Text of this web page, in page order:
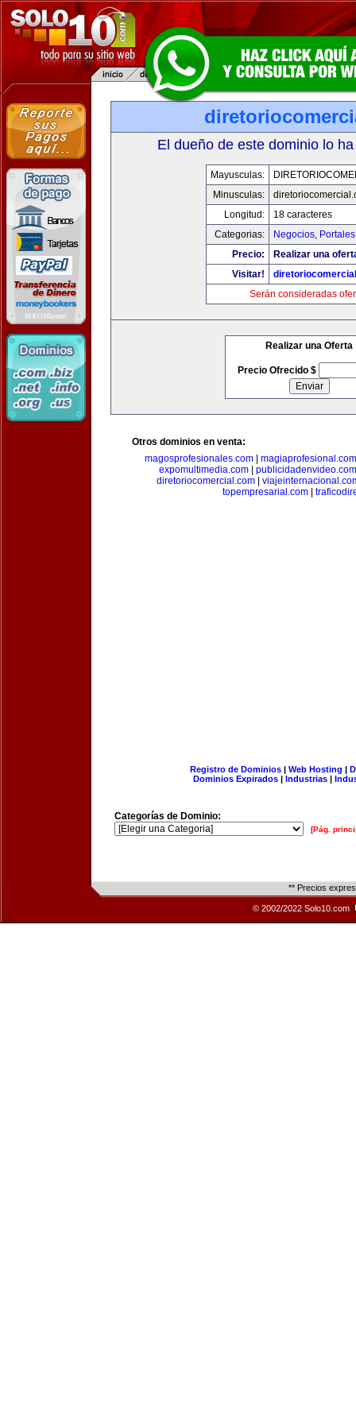
El dueño de este dominio lo
Mayusculas:
Minusculas:
Longitud:
18 caracteres
Categorias:
Negocios, Portales
Precio:
Realizar una
Visitar!
Serán consideradas
Realizar una Oferta
Precio Ofrecido $
Otros dominios en venta:
magosprofesionales.com
magiaprofesional.com
expomultimedia.com
publicidadenvideo.com
diretoriocomercial.com
topempresarial.com|
Registro de Dominios| Web Hosting |
Dominios Expirados | Industrias |
Categorías de Dominio:
[Pág.
** Precios
© 2002/2022 Solo10.com